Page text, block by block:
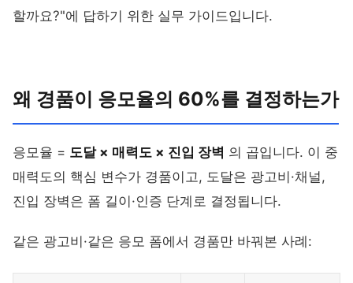
할까요?"에 답하기 위한 실무 가이드입니다.
왜 경품이 응모율의 60%를 결정하는가
응모율 = 도달 × 매력도 × 진입 장벽 의 곱입니다. 이 중
매력도의 핵심 변수가 경품이고, 도달은 광고비·채널,
진입 장벽은 폼 길이·인증 단계로 결정됩니다.
같은 광고비·같은 응모 폼에서 경품만 바꿔본 사례: